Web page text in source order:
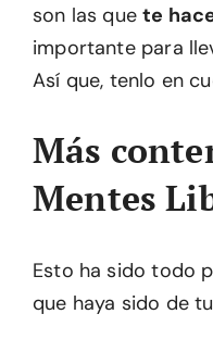
son las quete
importante para
Así que, tenlo en
Más
Mentes
Esto ha sido todo
que haya sido de